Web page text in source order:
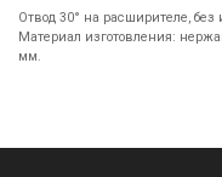
Отвод 30° на расширителе,
Материал изготовления:
мм.